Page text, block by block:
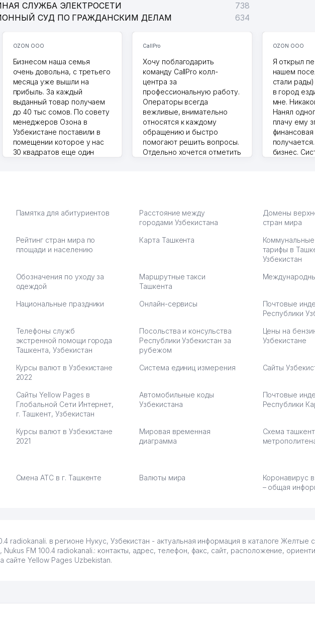
СЛУЖБА ЭЛЕКТРОСЕТИ
738
СУД ПО ГРАЖДАНСКИМ ДЕЛАМ 634
OZON ООО
Бизнесом наша семья
очень довольна, с третьего
месяца уже вышли на
прибыль. За каждый
выданный товар получаем
до 40 тыс сомов. По совету
менеджеров Озона в
Узбекистане поставили в
помещении которое у нас
30 квадратов еще один
мышки и вообще все что
CallPro
Хочу поблагодарить
команду CallPro колл-
центра за
профессиональную работу.
Операторы всегда
вежливые, внимательно
относятся к каждому
обращению и быстро
помогают решить вопросы.
Отдельно хочется отметить
обслуживания клиентов.
Рекомендую этот колл-
партнера для бизнеса.
OZON ООО
Я открыл
нашем
стали
в город
мне.
Нанял
плачу ему
бизнес.
тут у нас
Выгодное
Марат
Памятка для абитуриентов
Расстояние между
городами Узбекистана
Домены
стран мира
Рейтинг стран мира по
площади и населению
Карта Ташкента
тарифы в
Узбекистан
Обозначения по уходу за
одеждой
Маршрутные такси
Ташкента
Национальные праздники Онлайн-сервисы
Почтовые
Республики
Телефоны служб
экстренной помощи города
Ташкента, Узбекистан
Посольства и консульства
Республики Узбекистан за
рубежом
Цены на
Узбекистане
Курсы валют в Узбекистане
2022
Система единиц измерения Сайты
Сайты Yellow Pages в
Глобальной Сети Интернет,
г. Ташкент, Узбекистан
Автомобильные коды
Узбекистана
Почтовые
Республики
Курсы валют в Узбекистане
2021
Мировая временная
диаграмма
Схема
Смена АТС в г. Ташкенте Валюты мира
Коронавирус
– общая
radiokanali. в регионе Нукус, Узбекистан - актуальная информация в каталоге Желтые
Nukus FM 100.4 radiokanali.: контакты, адрес, телефон, факс, сайт, расположение,
сайте Yellow Pages Uzbekistan.